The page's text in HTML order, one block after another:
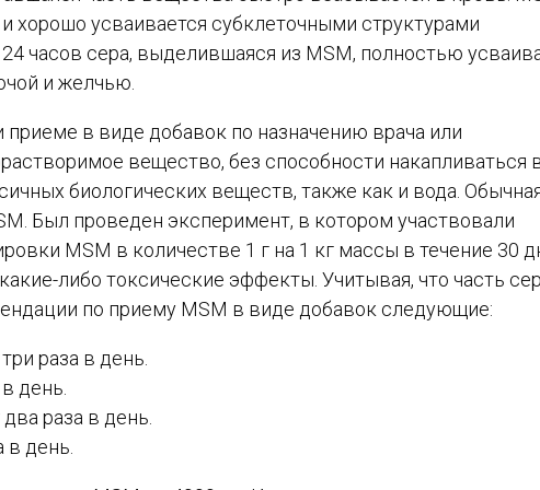
хорошо усваивается субклеточными структурами
часов сера, выделившаяся из MSM, полностью
и желчью.
в виде добавок по назначению врача или
вещество, без способности накапливаться
биологических веществ, также как и вода.
Был проведен эксперимент, в котором участвовали
MSM в количестве 1 г на 1 кг массы в течение 30
либо токсические эффекты. Учитывая, что часть
по приему MSM в виде добавок следующие:
раза в день.
день.
раза в день.
в день.